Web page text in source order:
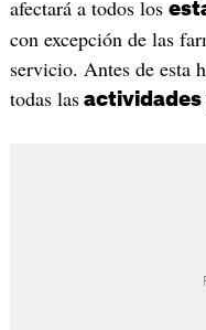
afectará a todos los
con excepción de las
servicio. Antes de esta
todas lasactividades